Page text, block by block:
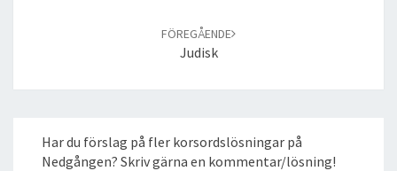
FÖREGÅENDE
Judisk
Har du förslag på fler korsordslösningar på
Nedgången? Skriv gärna en kommentar/lösning!